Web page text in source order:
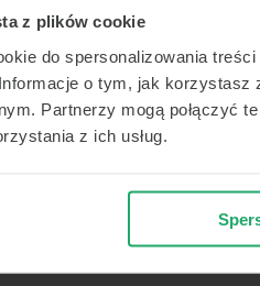
z plików cookie
do spersonalizowania
o tym, jak korzystasz
Partnerzy mogą połączyć
z ich usług.
lub zasypiasz dopiero w
kiedy cierpisz na bezsenność
snu. Zaburzenia snu
mogą być manifestacją
objawów przy silnych
okolicznościach, bóle